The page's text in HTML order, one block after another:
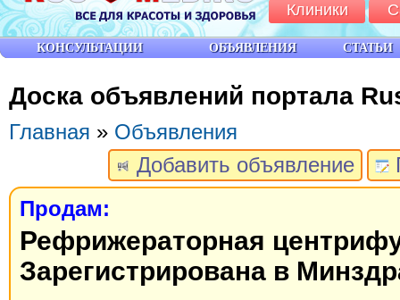
Доска объявлений портала
Главная » Объявления
Добавить объявление
Продам:
Рефрижераторная
Зарегистрирована в
КОНСУЛЬТАЦИИ ОБЪЯВЛЕНИЯ СТАТЬИ
Клиники